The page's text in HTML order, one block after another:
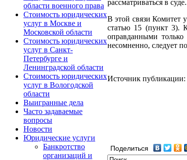
области военного права
Стоимость юридических
услуг в Москве и
Московской области
Стоимость юридических
услуг в Санкт-
Петербурге и
Ленинградской области
Стоимость юридических
услуг в Вологодской
области
Выигранные дела
Часто задаваемые
вопросы
Новости
Юридические услуги
Банкротство
организаций и
рассматриваться в
В этой связи Комитет
статью 15 (пункт 3).
оправданными
несомненно, следует
Источник публикации:
Поделиться